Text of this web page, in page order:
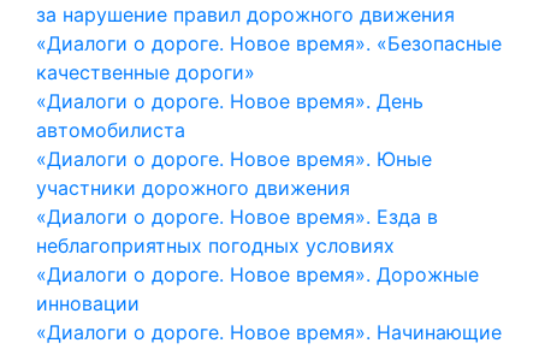
за нарушение правил дорожного движения
«Диалоги о дороге. Новое время». «Безопасные
качественные дороги»
«Диалоги о дороге. Новое время». День
автомобилиста
«Диалоги о дороге. Новое время». Юные
участники дорожного движения
«Диалоги о дороге. Новое время». Езда в
неблагоприятных погодных условиях
«Диалоги о дороге. Новое время». Дорожные
инновации
«Диалоги о дороге. Новое время». Начинающие